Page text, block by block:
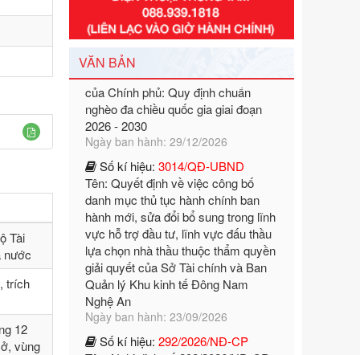
Tài
nước
trích
12
vùng
VĂN BẢN
Số kí hiệu:351/2025/NĐ-CP
Tên: Nghị định số 351/2025/NĐ-CP
nghèo đa chiều quốc gia giai đoạn
2026 - 2030
Ngày ban hành: 29/12/2026
Số kí hiệu:
3014/QĐ-UBND
Tên: Quyết định về việc công bố
hành mới, sửa đổi bổ sung trong lĩnh
vực hỗ trợ đầu tư, lĩnh vực đấu thầu
lựa chọn nhà thầu thuộc thẩm quyền
giải quyết của Sở Tài chính và Ban
Quản lý Khu kinh tế Đông Nam
Nghệ An
Ngày ban hành: 23/09/2026
Số kí hiệu:
292/2026/NĐ-CP
Tên: Nghị định số 292/2026/NĐ-CP
số điều và biện pháp để tổ chức,